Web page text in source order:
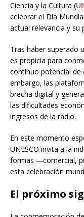
Ciencia y la Cultura (
celebrar el Día
actual relevancia y
Tras haber superado
es propicia para
continuo potencial de
embargo, las
brecha digital y
las dificultades
ingresos de la radio.
En este momento
UNESCO invita a la
formas ―comercial,
esta celebración
El próximo